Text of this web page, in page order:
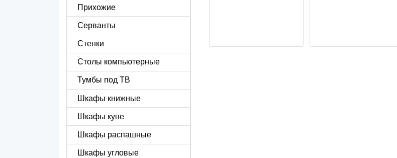
Прихожие
Серванты
Стенки
Столы компьютерные
Тумбы под ТВ
Шкафы книжные
Шкафы купе
Шкафы распашные
Шкафы угловые